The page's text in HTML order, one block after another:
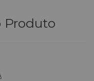
Produto